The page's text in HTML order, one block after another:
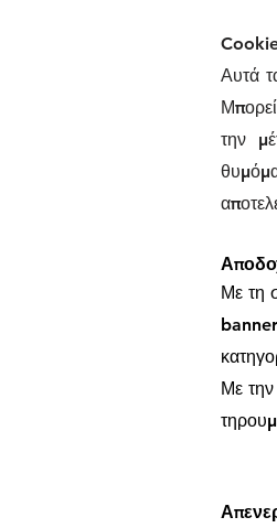
Αυτά
την
Με τη
Με